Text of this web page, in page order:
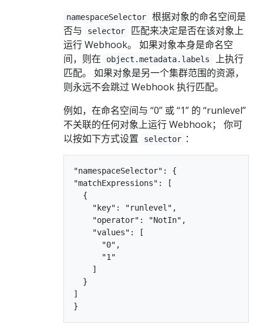
namespaceSelector
根据对象的命名空间是
否与
selector
匹配来决定是否在该对象上
运行 Webhook。 如果对象本身是命名空
间，则在
object.metadata.labels
上执行
匹配。 如果对象是另一个集群范围的资源，
则永远不会跳过 Webhook 执行匹配。
例如，在命名空间与 “0” 或 “1” 的 “runlevel”
不关联的任何对象上运行 Webhook； 你可
以按如下方式设置
selector ：
"namespaceSelector": {
"matchExpressions": [
  {
    "key": "runlevel",
    "operator": "NotIn",
    "values": [
      "0",
      "1"
    ]
  }
]